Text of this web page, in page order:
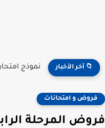
📁 آخر الأخبار
فروض و امتحانات
فروض المرحلة